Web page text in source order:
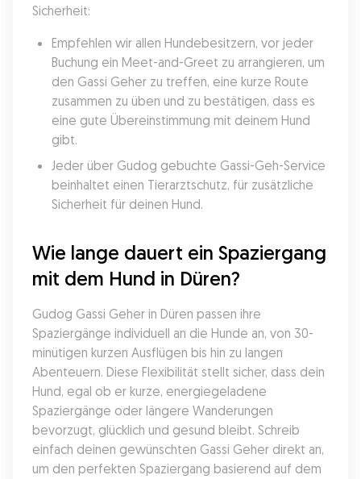
Sicherheit:
Empfehlen wir allen Hundebesitzern, vor jeder
Buchung ein Meet-and-Greet zu arrangieren, um
den Gassi Geher zu treffen, eine kurze Route
zusammen zu üben und zu bestätigen, dass es
eine gute Übereinstimmung mit deinem Hund
gibt.
Jeder über Gudog gebuchte Gassi-Geh-Service
beinhaltet einen Tierarztschutz, für zusätzliche
Sicherheit für deinen Hund.
Wie lange dauert ein Spaziergang
mit dem Hund in Düren?
Gudog Gassi Geher in Düren passen ihre
Spaziergänge individuell an die Hunde an, von 30-
minütigen kurzen Ausflügen bis hin zu langen
Abenteuern. Diese Flexibilität stellt sicher, dass dein
Hund, egal ob er kurze, energiegeladene
Spaziergänge oder längere Wanderungen
bevorzugt, glücklich und gesund bleibt. Schreib
einfach deinen gewünschten Gassi Geher direkt an,
um den perfekten Spaziergang basierend auf dem